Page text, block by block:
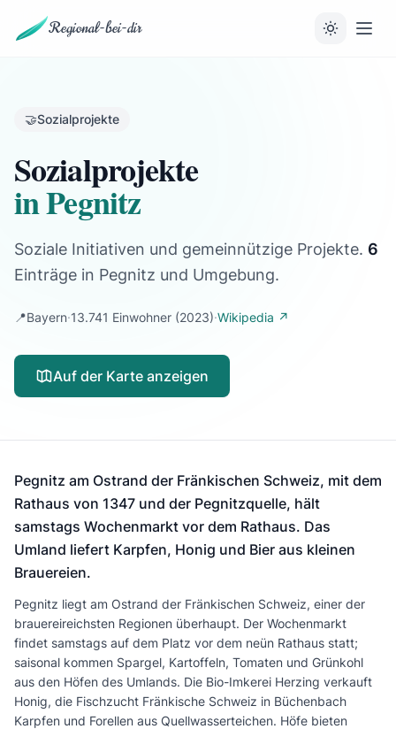
Regional-bei-dir
🤝Sozialprojekte
Sozialprojekte
in Pegnitz
Soziale Initiativen und gemeinnützige Projekte. 6
Einträge in Pegnitz und Umgebung.
📍Bayern·13.741 Einwohner (2023)·Wikipedia ↗
Auf der Karte anzeigen
Pegnitz am Ostrand der Fränkischen Schweiz, mit dem
Rathaus von 1347 und der Pegnitzquelle, hält
samstags Wochenmarkt vor dem Rathaus. Das
Umland liefert Karpfen, Honig und Bier aus kleinen
Brauereien.
Pegnitz liegt am Ostrand der Fränkischen Schweiz, einer der
brauereireichsten Regionen überhaupt. Der Wochenmarkt
findet samstags auf dem Platz vor dem neün Rathaus statt;
saisonal kommen Spargel, Kartoffeln, Tomaten und Grünkohl
aus den Höfen des Umlands. Die Bio-Imkerei Herzing verkauft
Honig, die Fischzucht Fränkische Schweiz in Büchenbach
Karpfen und Forellen aus Quellwasserteichen. Höfe bieten